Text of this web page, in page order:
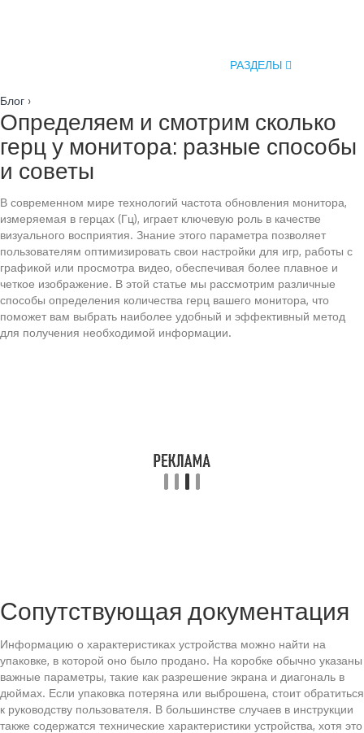
РАЗДЕЛЫ
Блог ›
Определяем и смотрим сколько
герц у монитора: разные способы
и советы
В современном мире технологий частота обновления монитора,
измеряемая в герцах (Гц), играет ключевую роль в качестве
визуального восприятия. Знание этого параметра позволяет
пользователям оптимизировать свои настройки для игр, работы с
графикой или просмотра видео, обеспечивая более плавное и
четкое изображение. В этой статье мы рассмотрим различные
способы определения количества герц вашего монитора, что
поможет вам выбрать наиболее удобный и эффективный метод
для получения необходимой информации.
Сопутствующая документация
Информацию о характеристиках устройства можно найти на
упаковке, в которой оно было продано. На коробке обычно указаны
важные параметры, такие как разрешение экрана и диагональ в
дюймах. Если упаковка потеряна или выброшена, стоит обратиться
к руководству пользователя. В большинстве случаев в инструкции
также содержатся технические характеристики устройства, хотя это